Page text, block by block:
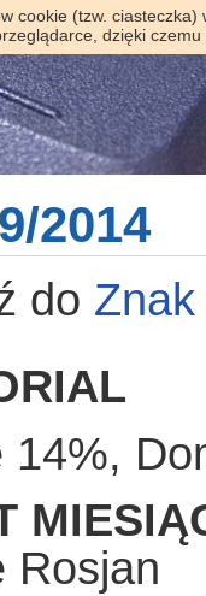
cookie (tzw.
dzięki
2014
do Znak
14%,
Rosjan